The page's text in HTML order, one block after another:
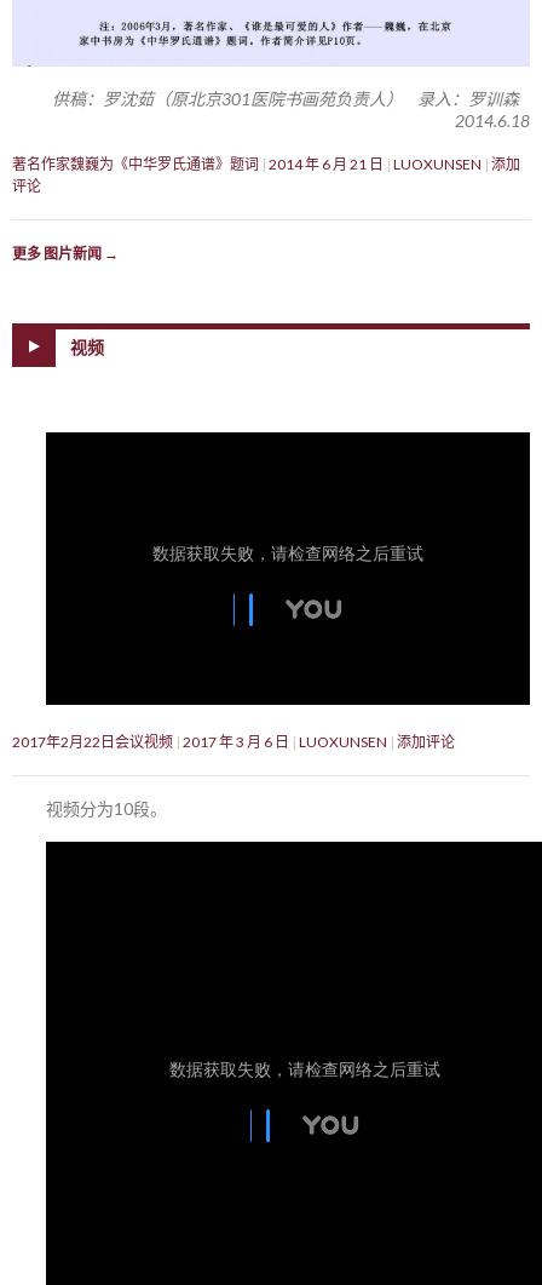
供稿：罗沈茹（原北京301医院书画苑负责人） 录入：罗训森
2014.6.18
著名作家魏巍为《中华罗氏通谱》题词 2014 年 6 月 21 日 LUOXUNSEN 添加
评论
更多 图片新闻 →
视频
2017年2月22日会议视频 2017 年 3 月 6 日 LUOXUNSEN 添加评论
视频分为10段。